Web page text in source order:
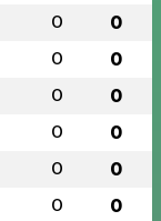
0 0
0 0
0 0
0 0
0 0
0 0